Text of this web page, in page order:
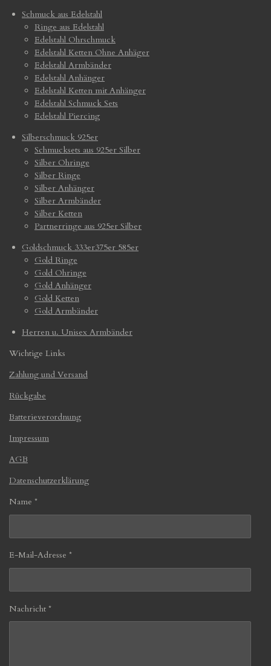
Schmuck aus Edelstahl
Ringe aus Edelstahl
Edelstahl Ohrschmuck
Edelstahl Ketten Ohne Anhäger
Edelstahl Armbänder
Edelstahl Anhänger
Edelstahl Ketten mit Anhänger
Edelstahl Schmuck Sets
Edelstahl Piercing
Silberschmuck 925er
Schmucksets aus 925er Silber
Silber Ohringe
Silber Ringe
Silber Anhänger
Silber Armbänder
Silber Ketten
Partnerringe aus 925er Silber
Goldschmuck 333er375er 585er
Gold Ringe
Gold Ohringe
Gold Anhänger
Gold Ketten
Gold Armbänder
Herren u. Unisex Armbänder
Wichtige Links
Zahlung und Versand
Rückgabe
Batterieverordnung
Impressum
AGB
Datenschutzerklärung
Name *
E-Mail-Adresse *
Nachricht *